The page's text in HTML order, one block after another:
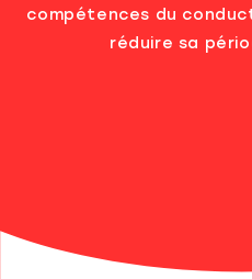
compétences du
réduire sa